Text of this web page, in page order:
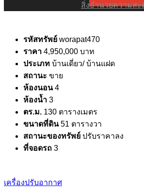
สิ่งอำนวยความสะ
รหัสทรัพย์ worapat470
ราคา 4,950,000 บาท
ประเภท บ้านเดี่ยว/ บ้านแฝด
สถานะ ขาย
ห้องนอน 4
ห้องน้ำ 3
ตร.ม. 130 ตารางเมตร
ขนาดที่ดิน 51 ตารางวา
สถานะของทรัพย์ ปรับราคาลง
ที่จอดรถ 3
เครื่องปรับอากาศ